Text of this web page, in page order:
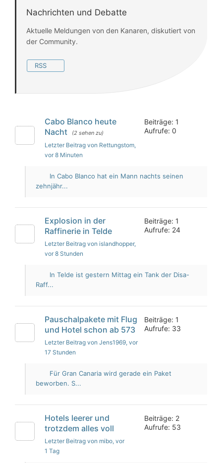
Nachrichten und Debatte
Aktuelle Meldungen von den Kanaren, diskutiert von
der Community.
RSS
Cabo Blanco heute
Nacht
(2 sehen zu)
Letzter Beitrag von Rettungstom,
vor 8 Minuten
Beiträge: 1
Aufrufe: 0
In Cabo Blanco hat ein Mann nachts seinen
zehnjähr...
Explosion in der
Raffinerie in Telde
Letzter Beitrag von islandhopper,
vor 8 Stunden
Beiträge: 1
Aufrufe: 24
In Telde ist gestern Mittag ein Tank der Disa-
Raff...
Pauschalpakete mit Flug
und Hotel schon ab 573
Letzter Beitrag von Jens1969, vor
17 Stunden
Beiträge: 1
Aufrufe: 33
Für Gran Canaria wird gerade ein Paket
beworben. S...
Hotels leerer und
trotzdem alles voll
Letzter Beitrag von mibo, vor
1 Tag
Beiträge: 2
Aufrufe: 53